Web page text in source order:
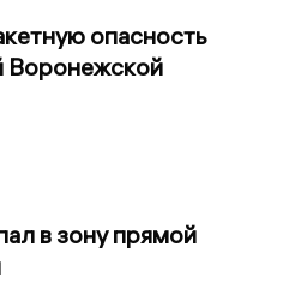
опасность
Воронежской
в зону прямой